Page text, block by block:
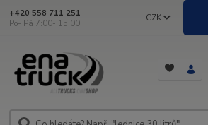
CZK
+420 558 711 251
Po- Pá 7:00- 15:00